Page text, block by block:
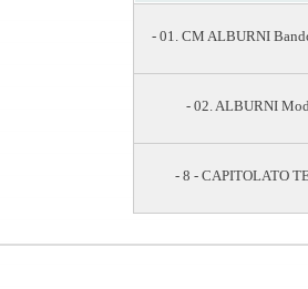
- 01. CM ALBURNI
- 02. ALBURNI
- 8 - CAPITOLATO